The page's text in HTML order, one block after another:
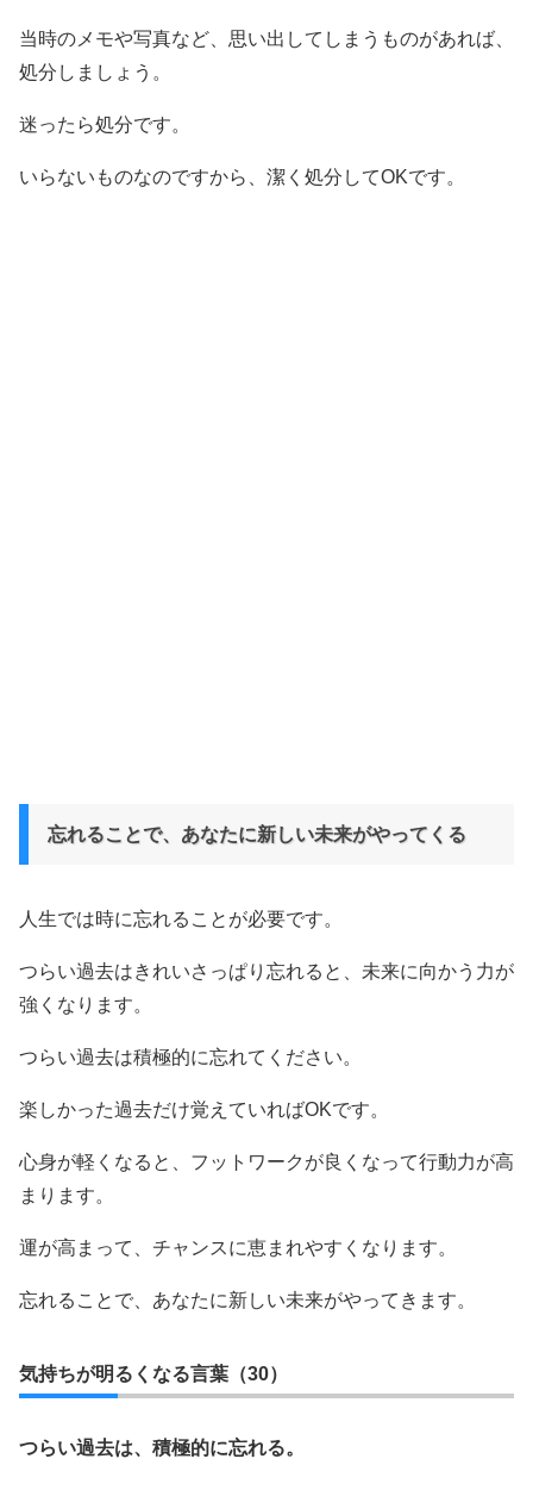
当時のメモや写真など、思い出してしまうものがあれば、
処分しましょう。
迷ったら処分です。
いらないものなのですから、潔く処分してOKです。
忘れることで、あなたに新しい未来がやってくる
人生では時に忘れることが必要です。
つらい過去はきれいさっぱり忘れると、未来に向かう力が
強くなります。
つらい過去は積極的に忘れてください。
楽しかった過去だけ覚えていればOKです。
心身が軽くなると、フットワークが良くなって行動力が高
まります。
運が高まって、チャンスに恵まれやすくなります。
忘れることで、あなたに新しい未来がやってきます。
気持ちが明るくなる言葉（30）
つらい過去は、積極的に忘れる。